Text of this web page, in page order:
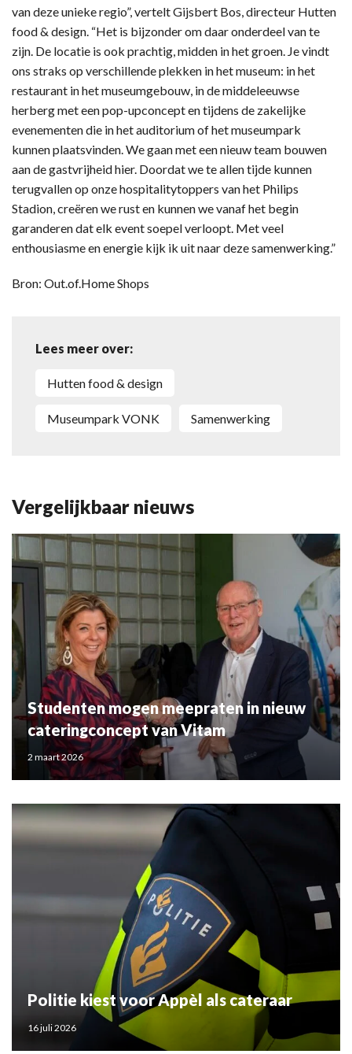
van deze unieke regio”, vertelt Gijsbert Bos, directeur Hutten
food & design. “Het is bijzonder om daar onderdeel van te
zijn. De locatie is ook prachtig, midden in het groen. Je vindt
ons straks op verschillende plekken in het museum: in het
restaurant in het museumgebouw, in de middeleeuwse
herberg met een pop-upconcept en tijdens de zakelijke
evenementen die in het auditorium of het museumpark
kunnen plaatsvinden. We gaan met een nieuw team bouwen
aan de gastvrijheid hier. Doordat we te allen tijde kunnen
terugvallen op onze hospitalitytoppers van het Philips
Stadion, creëren we rust en kunnen we vanaf het begin
garanderen dat elk event soepel verloopt. Met veel
enthousiasme en energie kijk ik uit naar deze samenwerking.”
Bron: Out.of.Home Shops
Lees meer over:
Hutten food & design
Museumpark VONK Samenwerking
Vergelijkbaar nieuws
Studenten mogen meepraten in nieuw
cateringconcept van Vitam
2 maart 2026
Politie kiest voor Appèl als cateraar
16 juli 2026